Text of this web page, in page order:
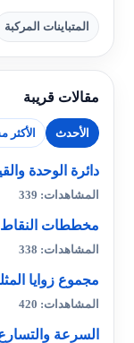
المتباينات المركبة
مقالات قريبة
الأحدث الأكثر
دائرة الوحدة
المشاهدات: 339
مخططات النقاط
المشاهدات: 338
مجموع زوايا
المشاهدات: 420
السرعة